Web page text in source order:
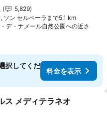
ンク
5,829
ソン セルベーラまで5.1 km
デ・ナメール自然公園への近さ
択してくだ
料金を表示
に入りに追加
ス メディテラネオ